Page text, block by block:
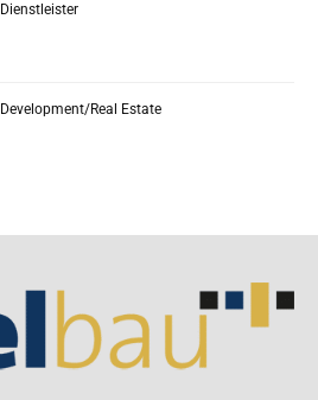
Dienstleister
Development/Real Estate